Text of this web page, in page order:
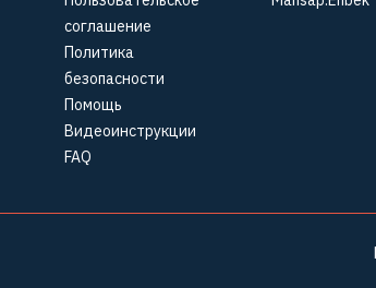
соглашение
Политика
безопасности
Помощь
Видеоинструкции
FAQ